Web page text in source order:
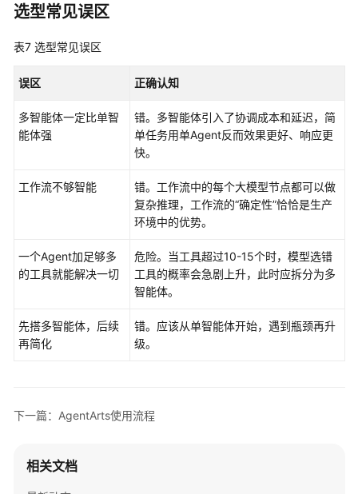
选型常见误区
表7 选型常见误区
误区 正确认知
多智能体一定比单智
能体强
错。多智能体引入了协调成本和延迟，简
单任务用单Agent反而效果更好、响应更
快。
工作流不够智能
错。工作流中的每个大模型节点都可以做
复杂推理，工作流的“确定性”恰恰是生产
环境中的优势。
一个Agent加足够多
的工具就能解决一切
危险。当工具超过10-15个时，模型选错
工具的概率会急剧上升，此时应拆分为多
智能体。
先搭多智能体，后续
再简化
错。应该从单智能体开始，遇到瓶颈再升
级。
下一篇：AgentArts使用流程
相关文档